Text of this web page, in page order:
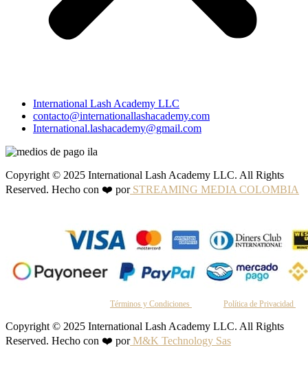
International Lash Academy LLC
contacto@internationallashacademy.com
International.lashacademy@gmail.com
Copyright © 2025 International Lash Academy LLC. All Rights
Reserved. Hecho con ❤️ porSTREAMING MEDIA COLOMBIA
Términos y Condiciones Política de Privacidad
Copyright © 2025 International Lash Academy LLC. All Rights
Reserved. Hecho con ❤️ porM&K Technology Sas